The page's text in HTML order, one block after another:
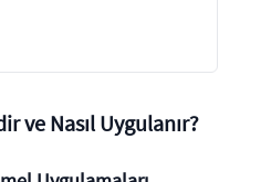
ve Nasıl Uygulanır?